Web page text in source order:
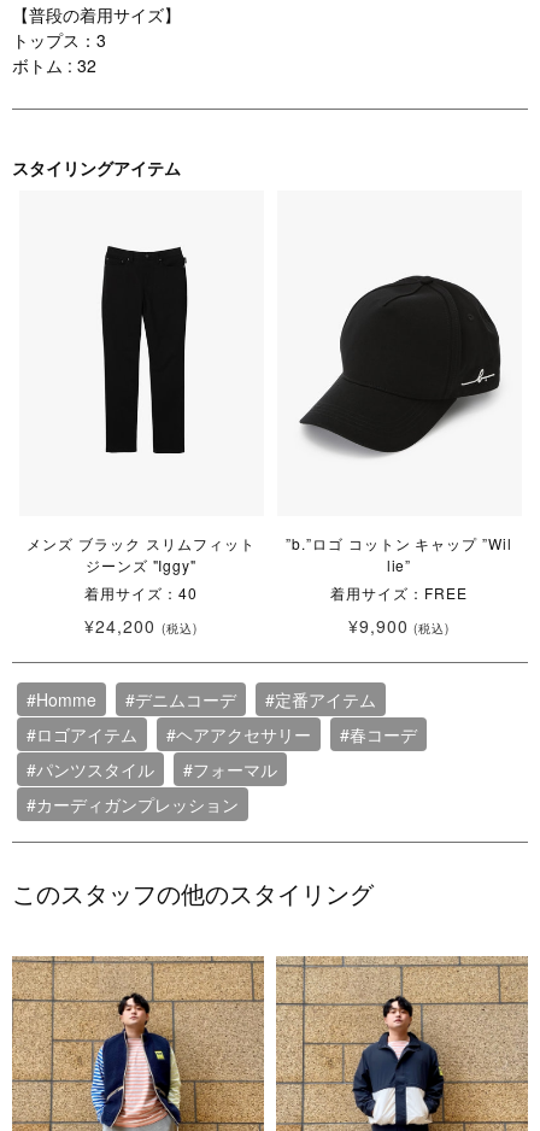
【普段の着用サイズ】
トップス：3
ボトム : 32
スタイリングアイテム
メンズ ブラック スリムフィット
ジーンズ "Iggy"
着用サイズ：40
¥24,200 (税込)
”b.”ロゴ コットン キャップ ”Wil
lie”
着用サイズ：FREE
¥9,900(税込)
#Homme #デニムコーデ
#定番アイテム
#ロゴアイテム
#ヘアアクセサリー
#春コーデ
#パンツスタイル
#フォーマル
#カーディガンプレッション
このスタッフの他のスタイリング